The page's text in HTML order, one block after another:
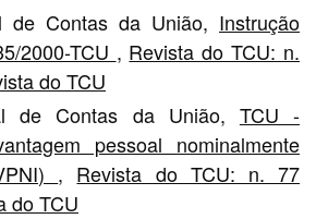
de Contas da União, Instrução
2000-TCU , Revista do TCU: n.
do TCU
de Contas da União, TCU -
pessoal nominalmente
, Revista do TCU: n. 77
do TCU